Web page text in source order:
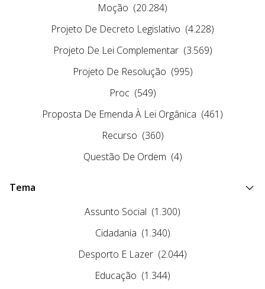
Moção (20.284)
Projeto De Decreto Legislativo (4.228)
Projeto De Lei Complementar (3.569)
Projeto De Resolução (995)
Proc (549)
Proposta De Emenda À Lei Orgânica (461)
Recurso (360)
Questão De Ordem (4)
Tema
Assunto Social (1.300)
Cidadania (1.340)
Desporto E Lazer (2.044)
Educação (1.344)